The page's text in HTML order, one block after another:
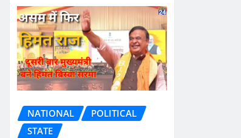
NATIONAL
POLITICAL
STATE